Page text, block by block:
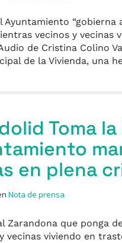
vecinos y vecinas
de Cristina Colino
de la Vivienda, una
Toma
en plena
Nota de prensa
Zarandona que ponga
vecinas viviendo en